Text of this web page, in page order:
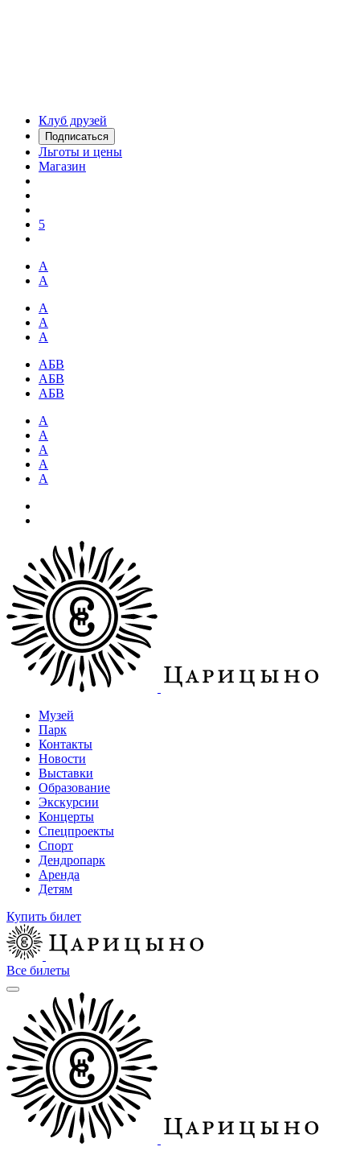
Клуб друзей
Подписаться
Льготы и цены
Магазин
5
А
А
А
А
А
АБВ
АБВ
АБВ
А
А
А
А
А
Музей
Парк
Контакты
Новости
Выставки
Образование
Экскурсии
Концерты
Спецпроекты
Спорт
Дендропарк
Аренда
Детям
Купить билет
Все билеты